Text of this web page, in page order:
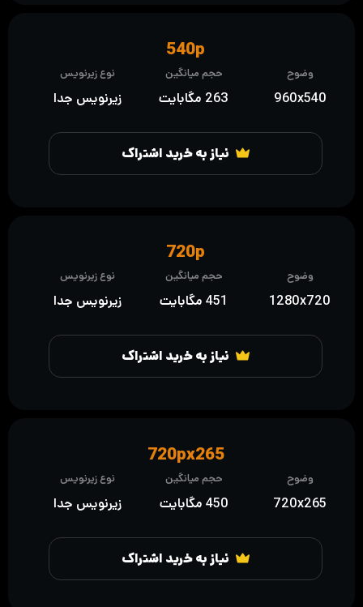
نیاز به خرید اشتراک
وضوح
960x540
حجم میانگین
263 مگابایت
نوع زیرنویس
زیرنویس جدا
540p
نیاز به خرید اشتراک
وضوح
1280x720
حجم میانگین
451 مگابایت
نوع زیرنویس
زیرنویس جدا
720p
نیاز به خرید اشتراک
وضوح
720x265
حجم میانگین
450 مگابایت
نوع زیرنویس
زیرنویس جدا
720px265